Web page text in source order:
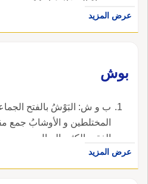
عرض المزيد
بوش
ب و ش: البَوْشُ بالفتح
المختلطين و الأوشابُ جمع
الفقير الكثير العيال.
عرض المزيد